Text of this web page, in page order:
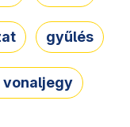
gyűlés